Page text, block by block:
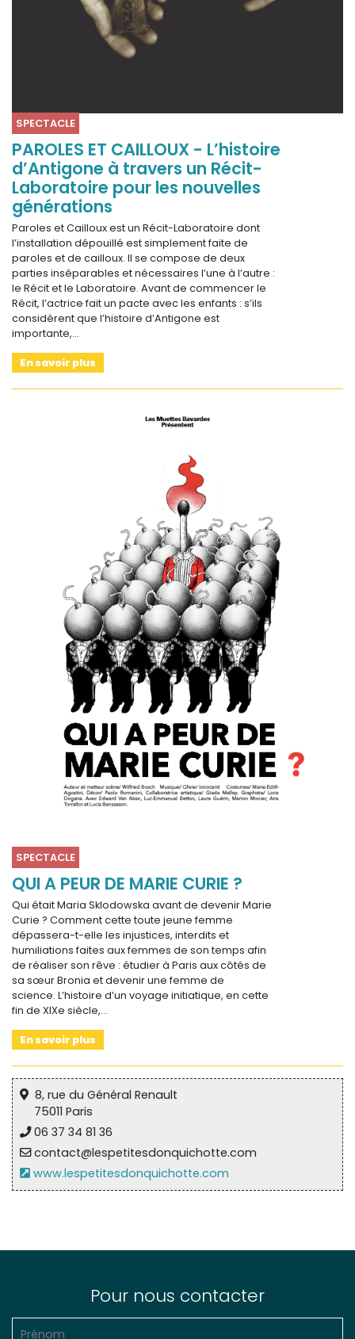
SPECTACLE
PAROLES ET CAILLOUX - L’histoire
d’Antigone à travers un Récit-
Laboratoire pour les nouvelles
générations
Paroles et Cailloux est un Récit-Laboratoire dont
l’installation dépouillé est simplement faite de
paroles et de cailloux. Il se compose de deux
parties inséparables et nécessaires l’une à l’autre :
le Récit et le Laboratoire. Avant de commencer le
Récit, l’actrice fait un pacte avec les enfants : s’ils
considèrent que l’histoire d’Antigone est
importante,…
En savoir plus
SPECTACLE
QUI A PEUR DE MARIE CURIE ?
Qui était Maria Sklodowska avant de devenir Marie
Curie ? Comment cette toute jeune femme
dépassera-t-elle les injustices, interdits et
humiliations faites aux femmes de son temps afin
de réaliser son rêve : étudier à Paris aux côtés de
sa sœur Bronia et devenir une femme de
science. L’histoire d’un voyage initiatique, en cette
fin de XIXe siècle,…
En savoir plus
8, rue du Général Renault
75011 Paris
06 37 34 81 36
contact@lespetitesdonquichotte.com
www.lespetitesdonquichotte.com
Pour nous contacter